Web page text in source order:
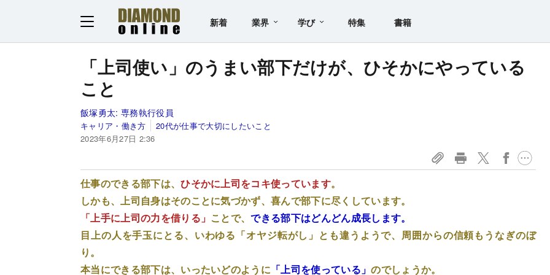
新着 業界 学び 特集 書籍
「上司使い」のうまい部下だけが、ひそかにやっている
こと
飯塚勇太: 専務執行役員
キャリア・働き方
20代が仕事で大切にしたいこと
2023年6月27日 2:36
仕事のできる部下は、ひそかに上司をコキ使っています。
しかも、上司自身はそのことに気づかず、喜んで部下に尽くしています。
「上手に上司の力を借りる」 ことで、できる部下はどんどん成長します。
目上の人を手玉にとる、いわゆる「オヤジ転がし」とも違うようで、周囲からの信頼もうなぎのぼ
り。
本当にできる部下は、いったいどのように 「上司を使っている」のでしょうか。